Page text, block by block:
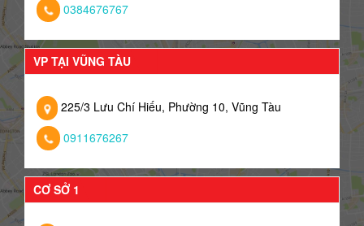
0384676767
VP TẠI VŨNG TÀU
225/3 Lưu Chí Hiếu, Phường 10, Vũng Tàu
0911676267
CƠ SỞ 1